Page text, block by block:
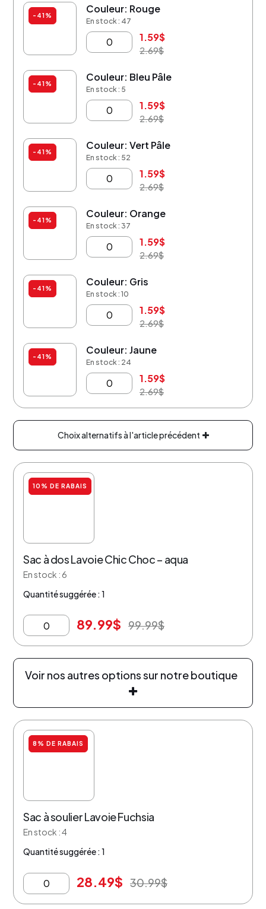
-41%
Couleur: Rouge
En stock : 47
1.59$
2.69$
-41%
Couleur: Bleu Pâle
En stock : 5
1.59$
2.69$
-41%
Couleur: Vert Pâle
En stock : 52
1.59$
2.69$
-41%
Couleur: Orange
En stock : 37
1.59$
2.69$
-41%
Couleur: Gris
En stock : 10
1.59$
2.69$
-41%
Couleur: Jaune
En stock : 24
1.59$
2.69$
Choix alternatifs à l'article précédent
10% DE RABAIS
Sac à dos Lavoie Chic Choc – aqua
En stock : 6
Quantité suggérée : 1
89.99$ 99.99$
Voir nos autres options sur notre boutique
8% DE RABAIS
Sac à soulier Lavoie Fuchsia
En stock : 4
Quantité suggérée : 1
28.49$ 30.99$